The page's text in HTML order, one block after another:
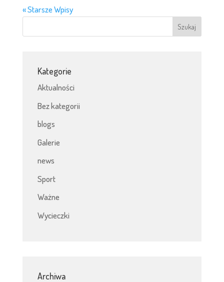
« Starsze Wpisy
Kategorie
Aktualności
Bez kategorii
blogs
Galerie
news
Sport
Ważne
Wycieczki
Archiwa